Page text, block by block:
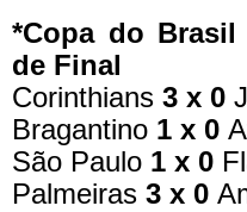
*Copa do Brasil
de Final
Corinthians 3 x 0
Bragantino 1 x 0
São Paulo 1 x 0
Palmeiras 3 x 0